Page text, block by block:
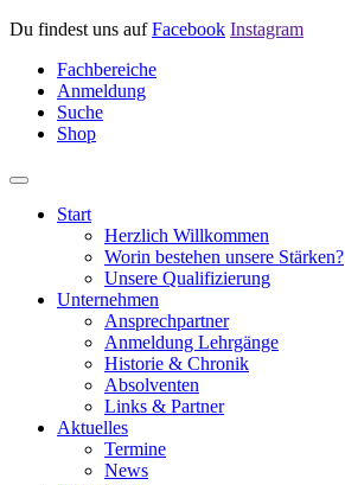
Du findest uns aufFacebook Instagram
Fachbereiche
Anmeldung
Suche
Shop
Start
Herzlich Willkommen
Worin bestehen unsere Stärken?
Unsere Qualifizierung
Unternehmen
Ansprechpartner
Anmeldung Lehrgänge
Historie & Chronik
Absolventen
Links & Partner
Aktuelles
Termine
News